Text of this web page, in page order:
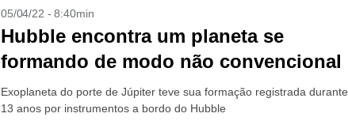
05/04/22 - 8:40min
Hubble encontra um planeta se
formando de modo não convencional
Exoplaneta do porte de Júpiter teve sua formação registrada durante
13 anos por instrumentos a bordo do Hubble